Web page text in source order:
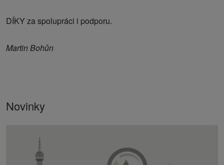
DÍKY za spolupráci i podporu.
Martin Bohůn
Novinky